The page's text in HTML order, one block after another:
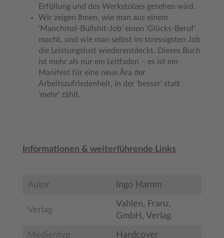
Erfüllung und des Werkstolzes gesehen wird.
Wir zeigen Ihnen, wie man aus einem
'Manchmal-Bullshit-Job' einen 'Glücks-Beruf'
macht, und wie man selbst im stressigsten Job
die Leistungslust wiederentdeckt. Dieses Buch
ist mehr als nur ein Leitfaden – es ist ein
Manifest für eine neue Ära der
Arbeitszufriedenheit, in der 'besser' statt
'mehr' zählt.
Informationen & weiterführende Links
Autor Ingo Hamm
Verlag
Vahlen, Franz,
GmbH, Verlag
Medientyp Hardcover